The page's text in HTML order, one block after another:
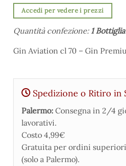
Accedi per vedere i prezzi
Quantità confezione: 1 Bottiglia
Gin Aviation cl 70 – Gin
Spedizione o Ritiro in
Palermo: Consegna in 2/4
lavorativi.
Costo 4,99€
Gratuita per ordini
(solo a Palermo).